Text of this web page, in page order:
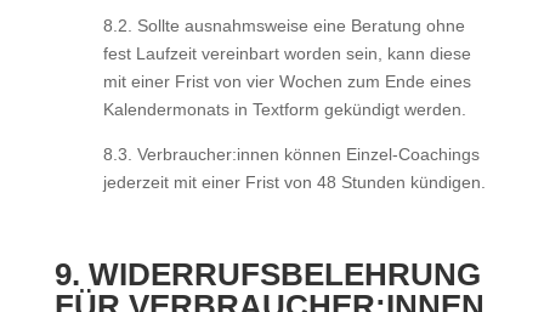
8.2. Sollte ausnahmsweise eine Beratung ohne
fest Laufzeit vereinbart worden sein, kann diese
mit einer Frist von vier Wochen zum Ende eines
Kalendermonats in Textform gekündigt werden.
8.3. Verbraucher:innen können Einzel-Coachings
jederzeit mit einer Frist von 48 Stunden kündigen.
9. WIDERRUFSBELEHRUNG